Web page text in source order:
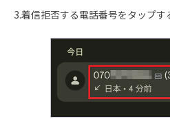
3.着信拒否する電話番号をタップす